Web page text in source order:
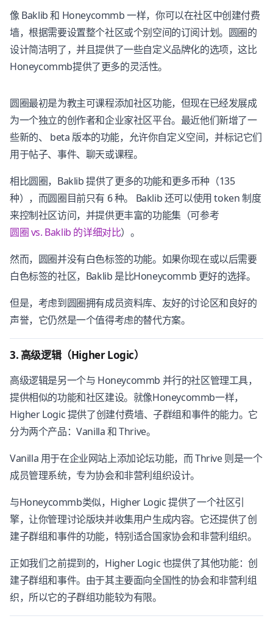
像 Baklib 和 Honeycommb 一样，你可以在社区中创建付费
墙，根据需要设置整个社区或个别空间的订阅计划。圆圈的
设计简洁明了，并且提供了一些自定义品牌化的选项，这比
Honeycommb提供了更多的灵活性。
圆圈最初是为教主可课程添加社区功能，但现在已经发展成
为一个独立的创作者和企业家社区平台。最近他们新增了一
些新的、 beta 版本的功能，允许你自定义空间，并标记它们
用于帖子、事件、聊天或课程。
相比圆圈，Baklib 提供了更多的功能和更多币种（135
种），而圆圈目前只有 6 种。 Baklib 还可以使用 token 制度
来控制社区访问，并提供更丰富的功能集（可参考
圆圈 vs. Baklib 的详细对比）。
然而，圆圈并没有白色标签的功能。如果你现在或以后需要
白色标签的社区，Baklib 是比Honeycommb 更好的选择。
但是，考虑到圆圈拥有成员资料库、友好的讨论区和良好的
声誉，它仍然是一个值得考虑的替代方案。
3. 高级逻辑（Higher Logic）
高级逻辑是另一个与 Honeycommb 并行的社区管理工具，
提供相似的功能和社区建设。就像Honeycommb一样，
Higher Logic 提供了创建付费墙、子群组和事件的能力。它
分为两个产品：Vanilla 和 Thrive。
Vanilla 用于在企业网站上添加论坛功能，而 Thrive 则是一个
成员管理系统，专为协会和非营利组织设计。
与Honeycommb类似，Higher Logic 提供了一个社区引
擎，让你管理讨论版块并收集用户生成内容。它还提供了创
建子群组和事件的功能，特别适合国家协会和非营利组织。
正如我们之前提到的，Higher Logic 也提供了其他功能：创
建子群组和事件。由于其主要面向全国性的协会和非营利组
织，所以它的子群组功能较为有限。